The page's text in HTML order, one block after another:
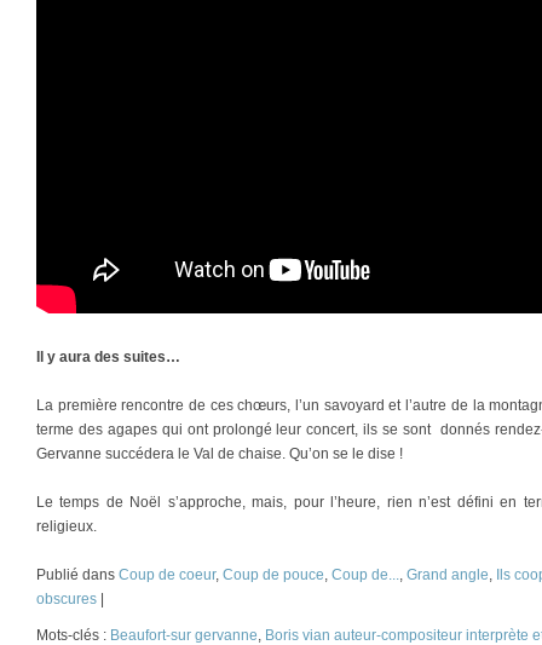
Il y aura des suites…
La première rencontre de ces chœurs, l’un savoyard et l’autre de la
terme des agapes qui ont prolongé leur concert, ils se sont donnés
Gervanne succédera le Val de chaise. Qu’on se le dise !
Le temps de Noël s’approche, mais, pour l’heure, rien n’est défini en
religieux.
Publié dans Coup de coeur, Coup de pouce Coup de... Grand angle Ils
obscures |
Mots-clés : Beaufort-sur gervanne Boris vian auteur-compositeur interprète